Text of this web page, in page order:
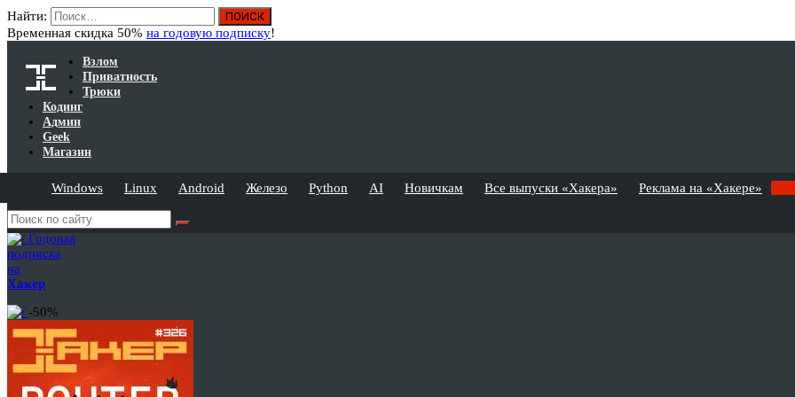
Найти:
Временная скидка 50% на годовую подписку!
Взлом
Приватность
Трюки
Кодинг
Админ
Geek
Магазин
Windows Linux Android Железо Python AI Новичкам Все выпуски «Хакера» Реклама на «Хакере»
Годовая
подписка
на
Хакер
-50%